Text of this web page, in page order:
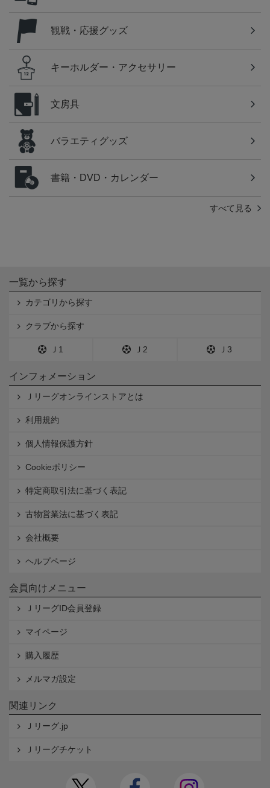
観戦・応援グッズ
キーホルダー・アクセサリー
文房具
バラエティグッズ
書籍・DVD・カレンダー
すべて見る
一覧から探す
カテゴリから探す
クラブから探す
Ｊ1 Ｊ2 Ｊ3
インフォメーション
Ｊリーグオンラインストアとは
利用規約
個人情報保護方針
Cookieポリシー
特定商取引法に基づく表記
古物営業法に基づく表記
会社概要
ヘルプページ
会員向けメニュー
ＪリーグID会員登録
マイページ
購入履歴
メルマガ設定
関連リンク
Ｊリーグ.jp
Ｊリーグチケット